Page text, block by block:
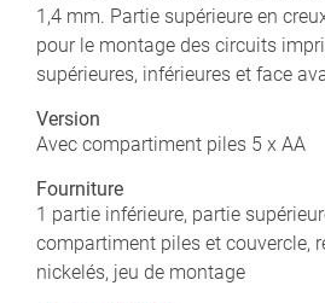
1,4 mm. Partie supérieure en
pour le montage des circuits
supérieures, inférieures et face
Version
Avec compartiment piles 5 x AA
Fourniture
1 partie inférieure, partie
compartiment piles et couvercle,
nickelés, jeu de montage